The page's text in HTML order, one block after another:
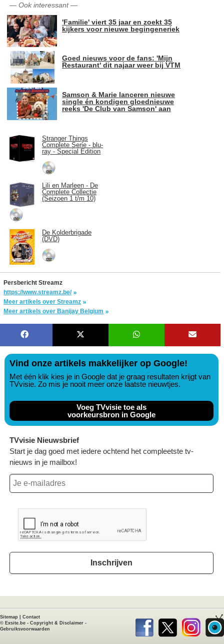
— Ook interessant—
'Familie' viert 35 jaar en zoekt 35
kijkers voor nieuwe begingeneriek
Goed nieuws voor de fans: 'Mijn
Restaurant' dit najaar weer bij VTM
Samson & Marie lanceren nieuwe
single én kondigen gloednieuwe
reeks 'De Club van Samson' aan
Stranger Things
Complete Serie - blu-
ray - Special Edition
Lili en Marleen - De
Complete Collectie
(Seizoen 1 t/m 10)
De Kolderbrigade
(DVD)
Persbericht Streamz
https://www.streamz.be/
Meer artikels over Streamz
Meer artikels over Banijay Belgium
Vind onze artikels makkelijker op Google!
Met één klik kies je in Google dat je graag resultaten krijgt van
TVvisie. Zo mis je nooit meer onze laatste nieuwtjes.
Voeg TVvisie toe als
voorkeursbron in Google
TVvisie Nieuwsbrief
Start je dag goed met iedere ochtend het compleetste tv-
nieuws in je mailbox!
Inschrijven
Sitemap
Contact
© Exsite.be - Copyright & Disclaimer -
Gebruiksvoorwaarden